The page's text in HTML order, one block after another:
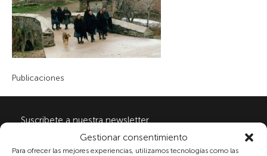
Gestionar consentimiento
Para ofrecer las mejores experiencias, utilizamos tecnologías como las
Publicaciones
Suscribete a nuestra newsletter